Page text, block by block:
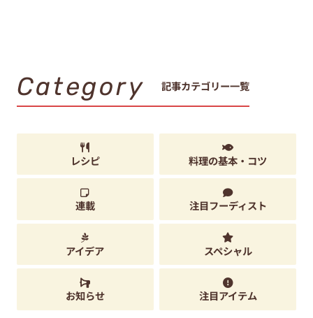
Category 記事カテゴリー一覧
レシピ 料理の基本・コツ
連載 注目フーディスト
アイデア スペシャル
お知らせ 注目アイテム